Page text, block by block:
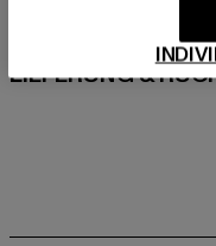
LIEFERUNG &